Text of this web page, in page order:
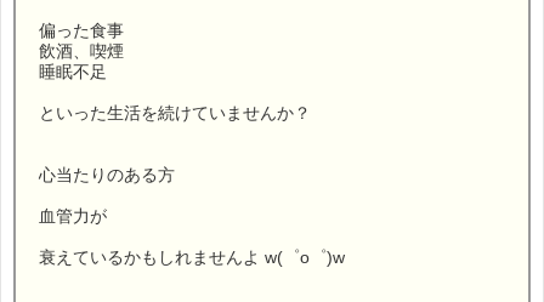
偏った食事
飲酒、喫煙
睡眠不足
といった生活を続けていませんか？
心当たりのある方
血管力が
衰えているかもしれませんよ w(゜o゜)w